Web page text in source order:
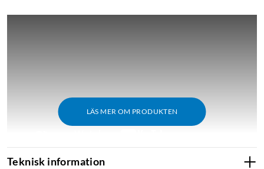
LÄS MER OM PRODUKTEN
Teknisk information